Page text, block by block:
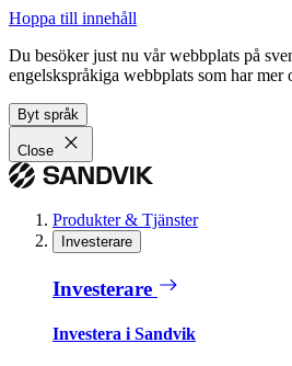
Hoppa till innehåll
Du besöker just nu vår webbplats på
engelskspråkiga webbplats som har
Byt språk
Close
Produkter & Tjänster
Investerare
Investerare
Investera i Sandvik